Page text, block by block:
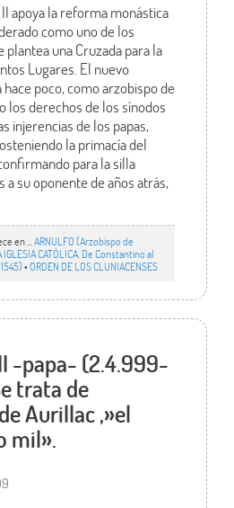
II apoya la reforma monástica
como uno de los
una Cruzada para la
Lugares. El nuevo
poco, como arzobispo de
los derechos de los sínodos
injerencias de los papas,
la primacía del
para la silla
a su oponente de años atrás,
en ... ARNULFO (Arzobispo de
IGLESIA CATÓLICA. De Constantino al
•ORDEN DE LOS CLUNIACENSES
-papa- (2.4.999-
trata de
Aurillac ,»el
mil».